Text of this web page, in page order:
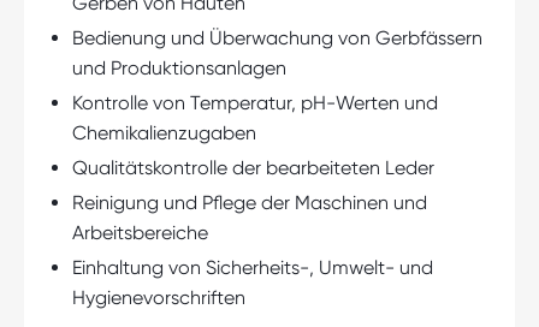
Bedienung und Überwachung von Gerbfässern
und Produktionsanlagen
Kontrolle von Temperatur, pH-Werten und
Chemikalienzugaben
Qualitätskontrolle der bearbeiteten Leder
Reinigung und Pflege der Maschinen und
Arbeitsbereiche
Einhaltung von Sicherheits-, Umwelt- und
Hygienevorschriften